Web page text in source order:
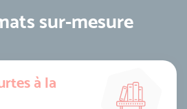
sur-mesure
à la